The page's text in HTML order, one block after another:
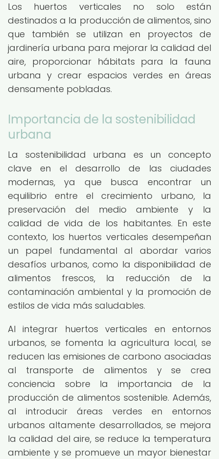
Los huertos verticales no solo están
destinados a la producción de alimentos, sino
que también se utilizan en proyectos de
jardinería urbana para mejorar la calidad del
aire, proporcionar hábitats para la fauna
urbana y crear espacios verdes en áreas
densamente pobladas.
Importancia de la sostenibilidad
urbana
La sostenibilidad urbana es un concepto
clave en el desarrollo de las ciudades
modernas, ya que busca encontrar un
equilibrio entre el crecimiento urbano, la
preservación del medio ambiente y la
calidad de vida de los habitantes. En este
contexto, los huertos verticales desempeñan
un papel fundamental al abordar varios
desafíos urbanos, como la disponibilidad de
alimentos frescos, la reducción de la
contaminación ambiental y la promoción de
estilos de vida más saludables.
Al integrar huertos verticales en entornos
urbanos, se fomenta la agricultura local, se
reducen las emisiones de carbono asociadas
al transporte de alimentos y se crea
conciencia sobre la importancia de la
producción de alimentos sostenible. Además,
al introducir áreas verdes en entornos
urbanos altamente desarrollados, se mejora
la calidad del aire, se reduce la temperatura
ambiente y se promueve un mayor bienestar